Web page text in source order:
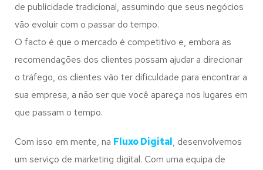
de publicidade tradicional, assumindo que seus negócios
vão evoluir com o passar do tempo.
O facto é que o mercado é competitivo e, embora as
recomendações dos clientes possam ajudar a direcionar
o tráfego, os clientes vão ter dificuldade para encontrar a
sua empresa, a não ser que você apareça nos lugares em
que passam o tempo.
Com isso em mente, na Fluxo Digital, desenvolvemos
um serviço de marketing digital. Com uma equipa de